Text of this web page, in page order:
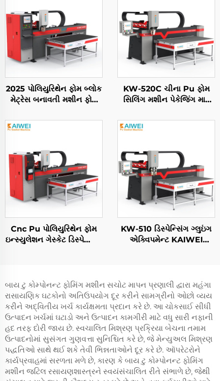
2025 પોલિયુરિથેન ફોમ બ્લોક
મેટ્રેસ બનાવતી મશીન ફોમ
ડિસ્પેન્સર
KW-520C ચીના Pu ફોમ
સિલિંગ મશીન પેકેજિંગ માટે
ડિસ્પેન્સિંગ મશીન
Cnc Pu પોલિયુરિથેન ફોમ
ઇન્સ્યુલેશન ગેસ્કેટ ડિસ્પેન્સિંગ
KW-510 ડિસ્પેન્સિંગ ગ્લુઇંગ
એક્વિપમેન્ટ KAIWEI
રોબોટ
બાય ટુ કોમ્પોનન્ટ ફોમિંગ મશીન સચોટ માપન પ્રણાલી દ્વારા મહંગા
રાસાયણિક ઘટકોનો અતિઉપયોગ દૂર કરીને સામગ્રીનો ઓછો વ્યય
કરીને અદ્વિતીય ખર્ચ કાર્યક્ષમતા પ્રદાન કરે છે. આ ચોકસાઈ સીધી
ઉત્પાદન ખર્ચમાં ઘટાડો અને ઉત્પાદન કામગીરી માટે વધુ સારી નફાની
હદ તરફ દોરી જાય છે. સ્વચાલિત મિશ્રણ પ્રક્રિયા બેચના તમામ
ઉત્પાદનોમાં સુસંગત ગુણવત્તા સુનિશ્ચિત કરે છે, જે મેન્યુઅલ મિશ્રણ
પદ્ધતિઓ સાથે થઈ શકે તેવી ભિન્નતાઓને દૂર કરે છે. ઑપરેટરોને
કાર્યપ્રવાહમાં સરળતા મળે છે, કારણ કે બાય ટુ કોમ્પોનન્ટ ફોમિંગ
મશીન જટિલ રસાયણશાસ્ત્રને સ્વયંસંચાલિત રીતે સંભાળે છે, જેથી